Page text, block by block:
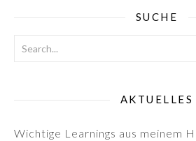
SUCHE
AKTUELLES
Wichtige Learnings aus meinem